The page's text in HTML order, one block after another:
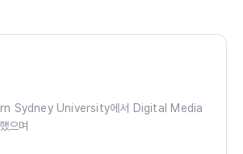
Sydney University에서 Digital Media
으며
교대학원에서 UX전공 박사과정을 수료하고